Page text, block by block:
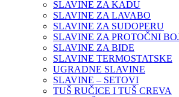
SLAVINE ZA KADU
SLAVINE ZA LAVABO
SLAVINE ZA SUDOPERU
SLAVINE ZA PROTOČNI
SLAVINE ZA BIDE
SLAVINE TERMOSTATSKE
UGRADNE SLAVINE
SLAVINE – SETOVI
TUŠ RUČICE I TUŠ CREVA